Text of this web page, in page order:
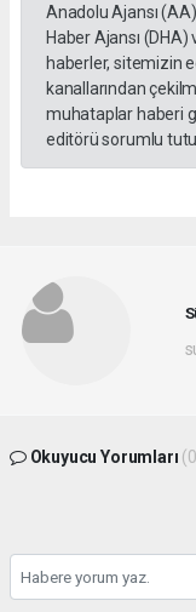
Anadolu Ajansı
Haber Ajansı
haberler, sitemizin
kanallarından
muhataplar haberi
editörü sorumlu
Okuyucu Yorumları